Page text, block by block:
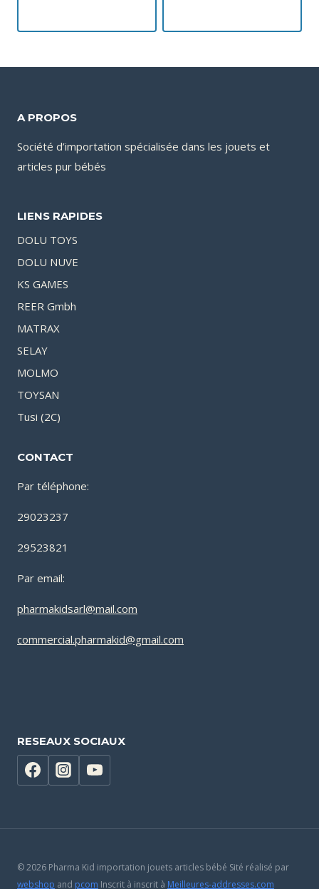
A PROPOS
Société d’importation spécialisée dans les jouets et
articles pur bébés
LIENS RAPIDES
DOLU TOYS
DOLU NUVE
KS GAMES
REER Gmbh
MATRAX
SELAY
MOLMO
TOYSAN
Tusi (2C)
CONTACT
Par téléphone:
29023237
29523821
Par email:
pharmakidsarl@mail.com
commercial.pharmakid@gmail.com
RESEAUX SOCIAUX
© 2026 Pharma Kid importation jouets articles bébé Sité réalisé par
webshop and pcom Inscrit à inscrit à Meilleures-addresses.com